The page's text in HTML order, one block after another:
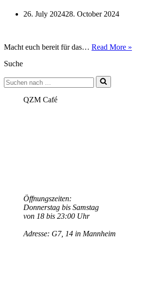
26. July 202428. October 2024
Macht euch bereit für das… Read More »
Suche
Suchen
nach …
QZM Café
Öffnungszeiten:
Donnerstag bis Samstag
von 18 bis 23:00 Uhr
Adresse: G7, 14 in Mannheim